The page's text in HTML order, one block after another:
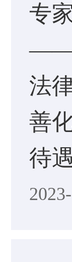
专
——
法
善
待